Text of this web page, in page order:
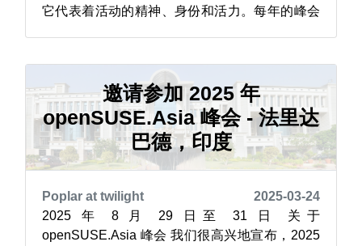
它代表着活动的精神、身份和活力。每年的峰会
法里达巴德举行，汇集亚洲各地的开源爱好者、
开发者和贡献者。我们诚邀有创意的头脑为今年
的...
邀请参加 2025 年
openSUSE.Asia 峰会 - 法里达
巴德，印度
Poplar at twilight
2025-03-24
2025 年 8 月 29 日至 31 日 关于
openSUSE.Asia 峰会 我们很高兴地宣布，2025